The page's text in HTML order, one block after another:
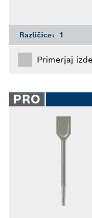
Različice: 1
Primerjaj
PRO